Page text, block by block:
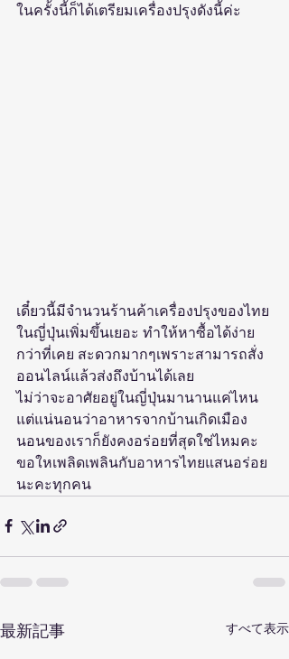
ในครั้งนี้ก็ได้เตรียมเครื่องปรุงดังนี้ค่ะ
เดี๋ยวนี้มีจำนวนร้านค้าเครื่องปรุงของไทย
ในญี่ปุ่นเพิ่มขึ้นเยอะ ทำให้หาซื้อได้ง่าย
กว่าที่เคย สะดวกมากๆเพราะสามารถสั่ง
ออนไลน์แล้วส่งถึงบ้านได้เลย
ไม่ว่าจะอาศัยอยู่ในญี่ปุ่นมานานแค่ไหน
แต่แน่นอนว่าอาหารจากบ้านเกิดเมือง
นอนของเราก็ยังคงอร่อยที่สุดใช่ไหมคะ
ขอใหเพลิดเพลินกับอาหารไทยแสนอร่อย
นะคะทุกคน
最新記事 すべて表示